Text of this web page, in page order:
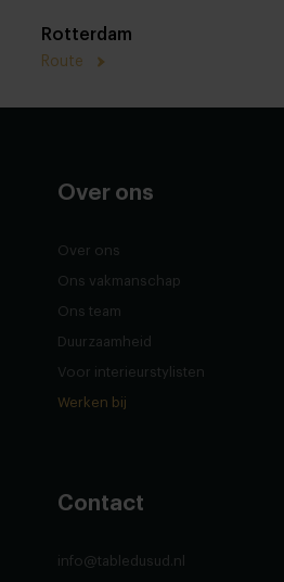
Rotterdam
Route
Over ons
Over ons
Ons vakmanschap
Ons team
Duurzaamheid
Voor interieurstylisten
Werken bij
Contact
info@tabledusud.nl